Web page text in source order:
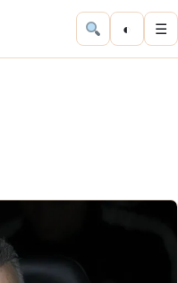
◐ ☰